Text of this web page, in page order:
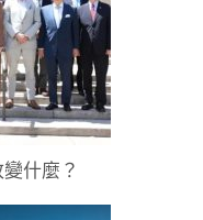
什麼？